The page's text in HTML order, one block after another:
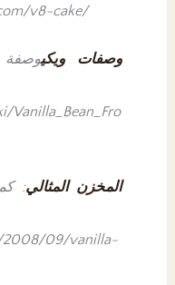
v8-cake/
وصفات ويكيوصفة
Vanilla_Bean_Fro
المخزن المثالي:
2008/09/vanilla-